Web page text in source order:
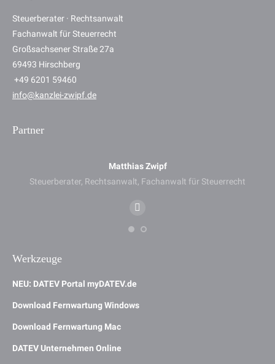
Steuerberater · Rechtsanwalt
Fachanwalt für Steuerrecht
Großsachsener Straße 27a
69493 Hirschberg
+49 6201 59460
info@kanzlei-zwipf.de
Partner
Matthias Zwipf
Steuerberater, Rechtsanwalt, Fachanwalt für Steuerrecht
mail
Werkzeuge
NEU: DATEV Portal myDATEV.de
Download Fernwartung Windows
Download Fernwartung Mac
DATEV Unternehmen Online